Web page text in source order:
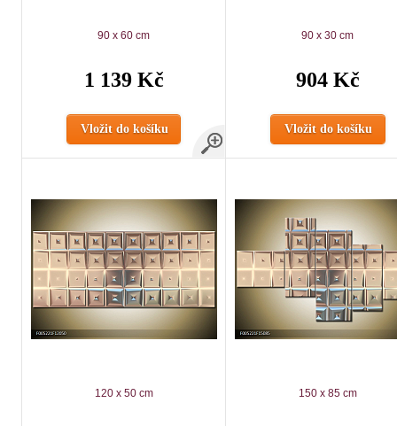
90 x 60 cm
1 139 Kč
Vložit do košíku
90 x 30 cm
904 Kč
Vložit do košíku
120 x 50 cm 150 x 85 cm